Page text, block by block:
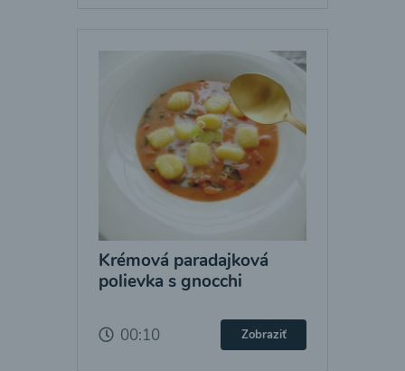
Krémová paradajková
polievka s gnocchi
00:10 Zobraziť